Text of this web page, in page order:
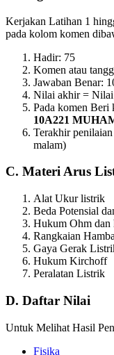
Kerjakan Latihan 1
pada kolom komen
Hadir: 75
Komen atau
Jawaban Benar:
Nilai akhir = Nilai
Pada komen Beri
10A221
Terakhir
malam)
C. Materi Arus
Alat Ukur listrik
Beda Potensial
Hukum Ohm dan
Rangkaian
Gaya Gerak
Hukum Kirchoff
Peralatan Listrik
D. Daftar Nilai
Untuk Melihat Hasil
Fisika